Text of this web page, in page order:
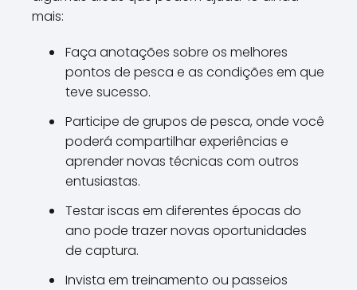
mais:
Faça anotações sobre os melhores
pontos de pesca e as condições em que
teve sucesso.
Participe de grupos de pesca, onde você
poderá compartilhar experiências e
aprender novas técnicas com outros
entusiastas.
Testar iscas em diferentes épocas do
ano pode trazer novas oportunidades
de captura.
Invista em treinamento ou passeios